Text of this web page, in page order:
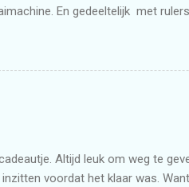
En gedeeltelijk met
Altijd leuk om weg te
voordat het klaar was.